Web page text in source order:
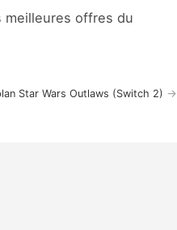
meilleures offres du
Star Wars Outlaws (Switch 2) →